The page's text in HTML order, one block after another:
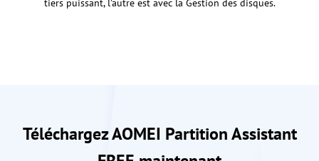
tiers puissant, l’autre est avec la Gestion des disques.
Téléchargez AOMEI Partition Assistant